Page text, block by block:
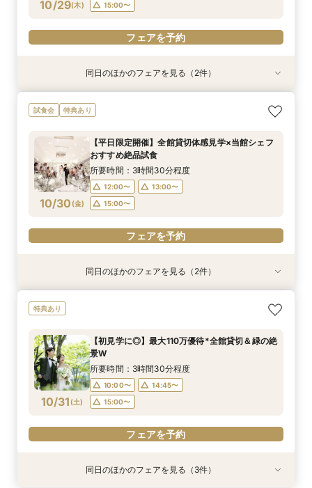
10/29(木) 15:00〜
フェアを予約
10/29(木)
【比較検討におすすめ】1棟貸切大階段*花嫁体験
×純白チャペル
12:00〜
13:00〜
15:00〜
フェアを予約
特典あり
10/29(木)
【ゲスト満足度◎】平日限定全館貸切体験×豪華
試食付フェア
12:00〜
13:00〜
15:00〜
フェアを予約
同日のほかのフェアを見る（2件）
試食会 特典あり
10/30 (金)
【平日限定開催】全館貸切体感見学×当館シェフ
おすすめ絶品試食
所要時間：3時間30分程度
12:00〜
13:00〜
15:00〜
フェアを予約
10/30(金)
【比較検討におすすめ】1棟貸切大階段*花嫁体験
12:00〜
15:00〜
フェアを予約
特典あり
10/30(金)
＼お料理重視の方◎／当館自慢の絶品試食×個別
12:00〜
15:00〜
フェアを予約
同日のほかのフェアを見る（2件）
特典あり
10/31 (土)
【初見学に◎】最大110万優待*全館貸切＆緑の絶
景W
所要時間：3時間30分程度
10:00〜
14:45〜
15:00〜
フェアを予約
特典あり同日のほかのフェアを見る（3件）